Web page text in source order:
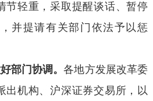
节轻重，采取提醒谈话、暂停
并提请有关部门依法予以惩
好部门协调。各地方发展改革委
出机构、沪深证券交易所，以